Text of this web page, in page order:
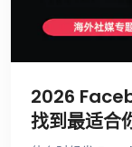
2026
找到最适合